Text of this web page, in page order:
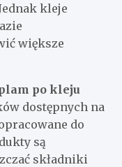
kleje
większe
po kleju
dostępnych na
do
są
składniki